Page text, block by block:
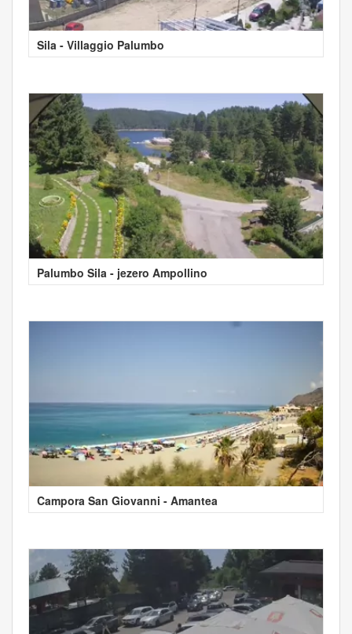
Sila - Villaggio Palumbo
Palumbo Sila - jezero Ampollino
Campora San Giovanni - Amantea